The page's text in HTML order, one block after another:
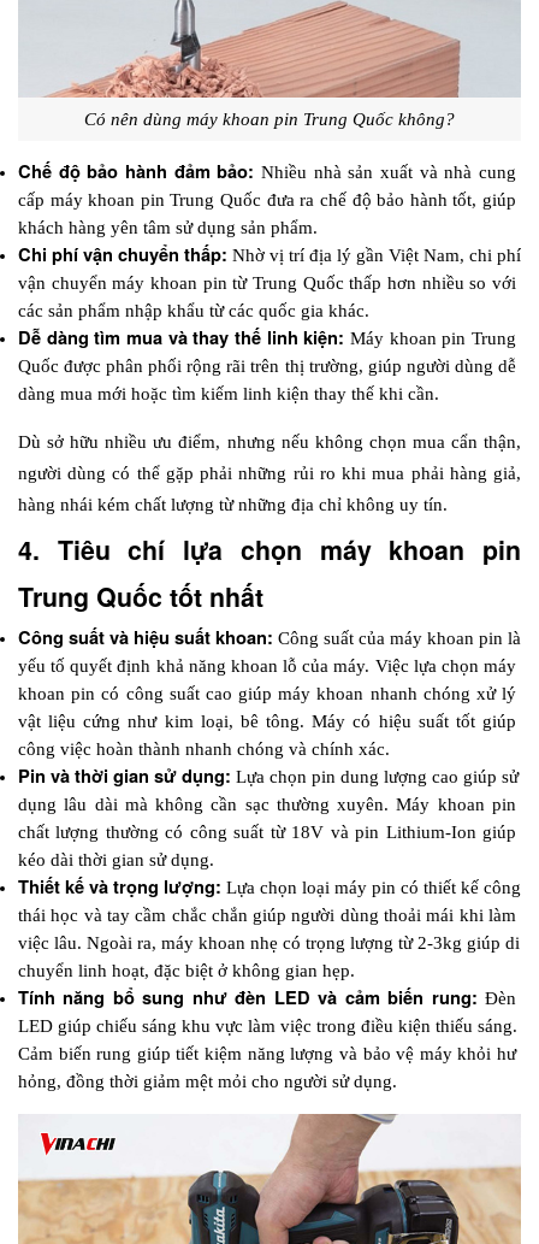
Có nên dùng máy khoan pin Trung Quốc không?
Chế độ bảo hành đảm bảo: Nhiều nhà sản xuất và nhà cung
cấp máy khoan pin Trung Quốc đưa ra chế độ bảo hành tốt, giúp
khách hàng yên tâm sử dụng sản phẩm.
Chi phí vận chuyển thấp: Nhờ vị trí địa lý gần Việt Nam, chi phí
vận chuyển máy khoan pin từ Trung Quốc thấp hơn nhiều so với
các sản phẩm nhập khẩu từ các quốc gia khác.
Dễ dàng tìm mua và thay thế linh kiện: Máy khoan pin Trung
Quốc được phân phối rộng rãi trên thị trường, giúp người dùng dễ
dàng mua mới hoặc tìm kiếm linh kiện thay thế khi cần.
Dù sở hữu nhiều ưu điểm, nhưng nếu không chọn mua cẩn thận,
người dùng có thể gặp phải những rủi ro khi mua phải hàng giả,
hàng nhái kém chất lượng từ những địa chỉ không uy tín.
4. Tiêu chí lựa chọn máy khoan pin
Trung Quốc tốt nhất
Công suất và hiệu suất khoan: Công suất của máy khoan pin là
yếu tố quyết định khả năng khoan lỗ của máy. Việc lựa chọn máy
khoan pin có công suất cao giúp máy khoan nhanh chóng xử lý
vật liệu cứng như kim loại, bê tông. Máy có hiệu suất tốt giúp
công việc hoàn thành nhanh chóng và chính xác.
Pin và thời gian sử dụng: Lựa chọn pin dung lượng cao giúp sử
dụng lâu dài mà không cần sạc thường xuyên. Máy khoan pin
chất lượng thường có công suất từ 18V và pin Lithium-Ion giúp
kéo dài thời gian sử dụng.
Thiết kế và trọng lượng: Lựa chọn loại máy pin có thiết kế công
thái học và tay cầm chắc chắn giúp người dùng thoải mái khi làm
việc lâu. Ngoài ra, máy khoan nhẹ có trọng lượng từ 2-3kg giúp di
chuyển linh hoạt, đặc biệt ở không gian hẹp.
Tính năng bổ sung như đèn LED và cảm biến rung: Đèn
LED giúp chiếu sáng khu vực làm việc trong điều kiện thiếu sáng.
Cảm biến rung giúp tiết kiệm năng lượng và bảo vệ máy khỏi hư
hỏng, đồng thời giảm mệt mỏi cho người sử dụng.